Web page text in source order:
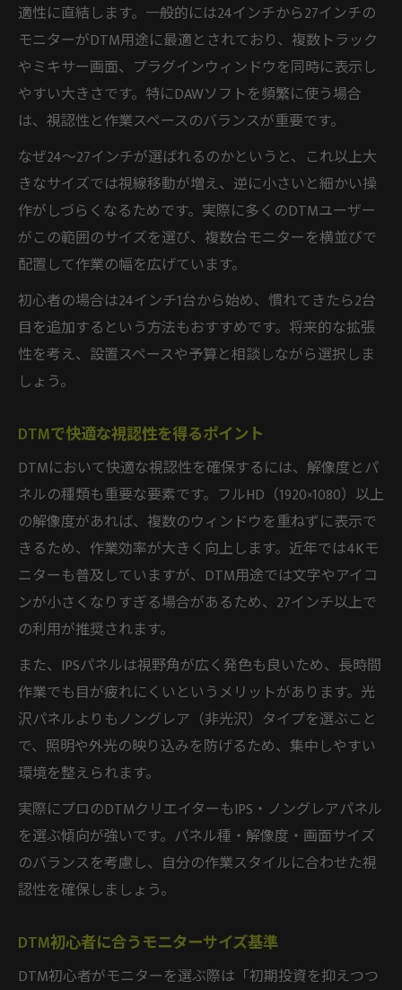
DTM制作がはかどるモニターの条件
長時間作業に適したDTMモニターの特徴
快適制作へ導くDTMモニター基準まとめ
DTM向けモニター基準の具体的な例
DTM作業用に推奨される画面仕様
作業快適化に役立つDTMモニター条件
DTM制作環境で重視したい基準一覧
初心者が失敗しないDTMモニターの選択法
DTM初心者向けモニター選びの優先点
DTM導入時に押さえたい選択基準
失敗しないためのDTMモニター比較術
スペック比較で見極めるDTM用モニター
DTM向けモニターのスペック比較方法
解像度や応答速度などDTMの要素を徹底比
較
DTM作業用に最適なスペックの見極め方
スペック表から判断するDTMモニター選び
DTM用途別モニター選択の比較ポイント
長く使えるDTMモニター構成の極意
DTMで長期間使えるモニター構成とは
将来性を考えたDTMモニター選びのコツ
買い替えずに済むDTMモニター活用方法
DTM用モニター長持ちのための選定基準
DTMライフを支える安定構成のポイント
適性に直結します。一般的には24インチから27インチの
モニターがDTM用途に最適とされており、複数トラック
やミキサー画面、プラグインウィンドウを同時に表示し
やすい大きさです。特にDAWソフトを頻繁に使う場合
は、視認性と作業スペースのバランスが重要です。
なぜ24〜27インチが選ばれるのかというと、これ以上大
きなサイズでは視線移動が増え、逆に小さいと細かい操
作がしづらくなるためです。実際に多くのDTMユーザー
がこの範囲のサイズを選び、複数台モニターを横並びで
配置して作業の幅を広げています。
初心者の場合は24インチ1台から始め、慣れてきたら2台
目を追加するという方法もおすすめです。将来的な拡張
性を考え、設置スペースや予算と相談しながら選択しま
しょう。
DTMで快適な視認性を得るポイント
DTMにおいて快適な視認性を確保するには、解像度とパ
ネルの種類も重要な要素です。フルHD（1920×1080）以上
の解像度があれば、複数のウィンドウを重ねずに表示で
きるため、作業効率が大きく向上します。近年では4Kモ
ニターも普及していますが、DTM用途では文字やアイコ
ンが小さくなりすぎる場合があるため、27インチ以上で
の利用が推奨されます。
また、IPSパネルは視野角が広く発色も良いため、長時間
作業でも目が疲れにくいというメリットがあります。光
沢パネルよりもノングレア（非光沢）タイプを選ぶこと
で、照明や外光の映り込みを防げるため、集中しやすい
環境を整えられます。
実際にプロのDTMクリエイターもIPS・ノングレアパネル
を選ぶ傾向が強いです。パネル種・解像度・画面サイズ
のバランスを考慮し、自分の作業スタイルに合わせた視
認性を確保しましょう。
DTM初心者に合うモニターサイズ基準
DTM初心者がモニターを選ぶ際は「初期投資を抑えつつ